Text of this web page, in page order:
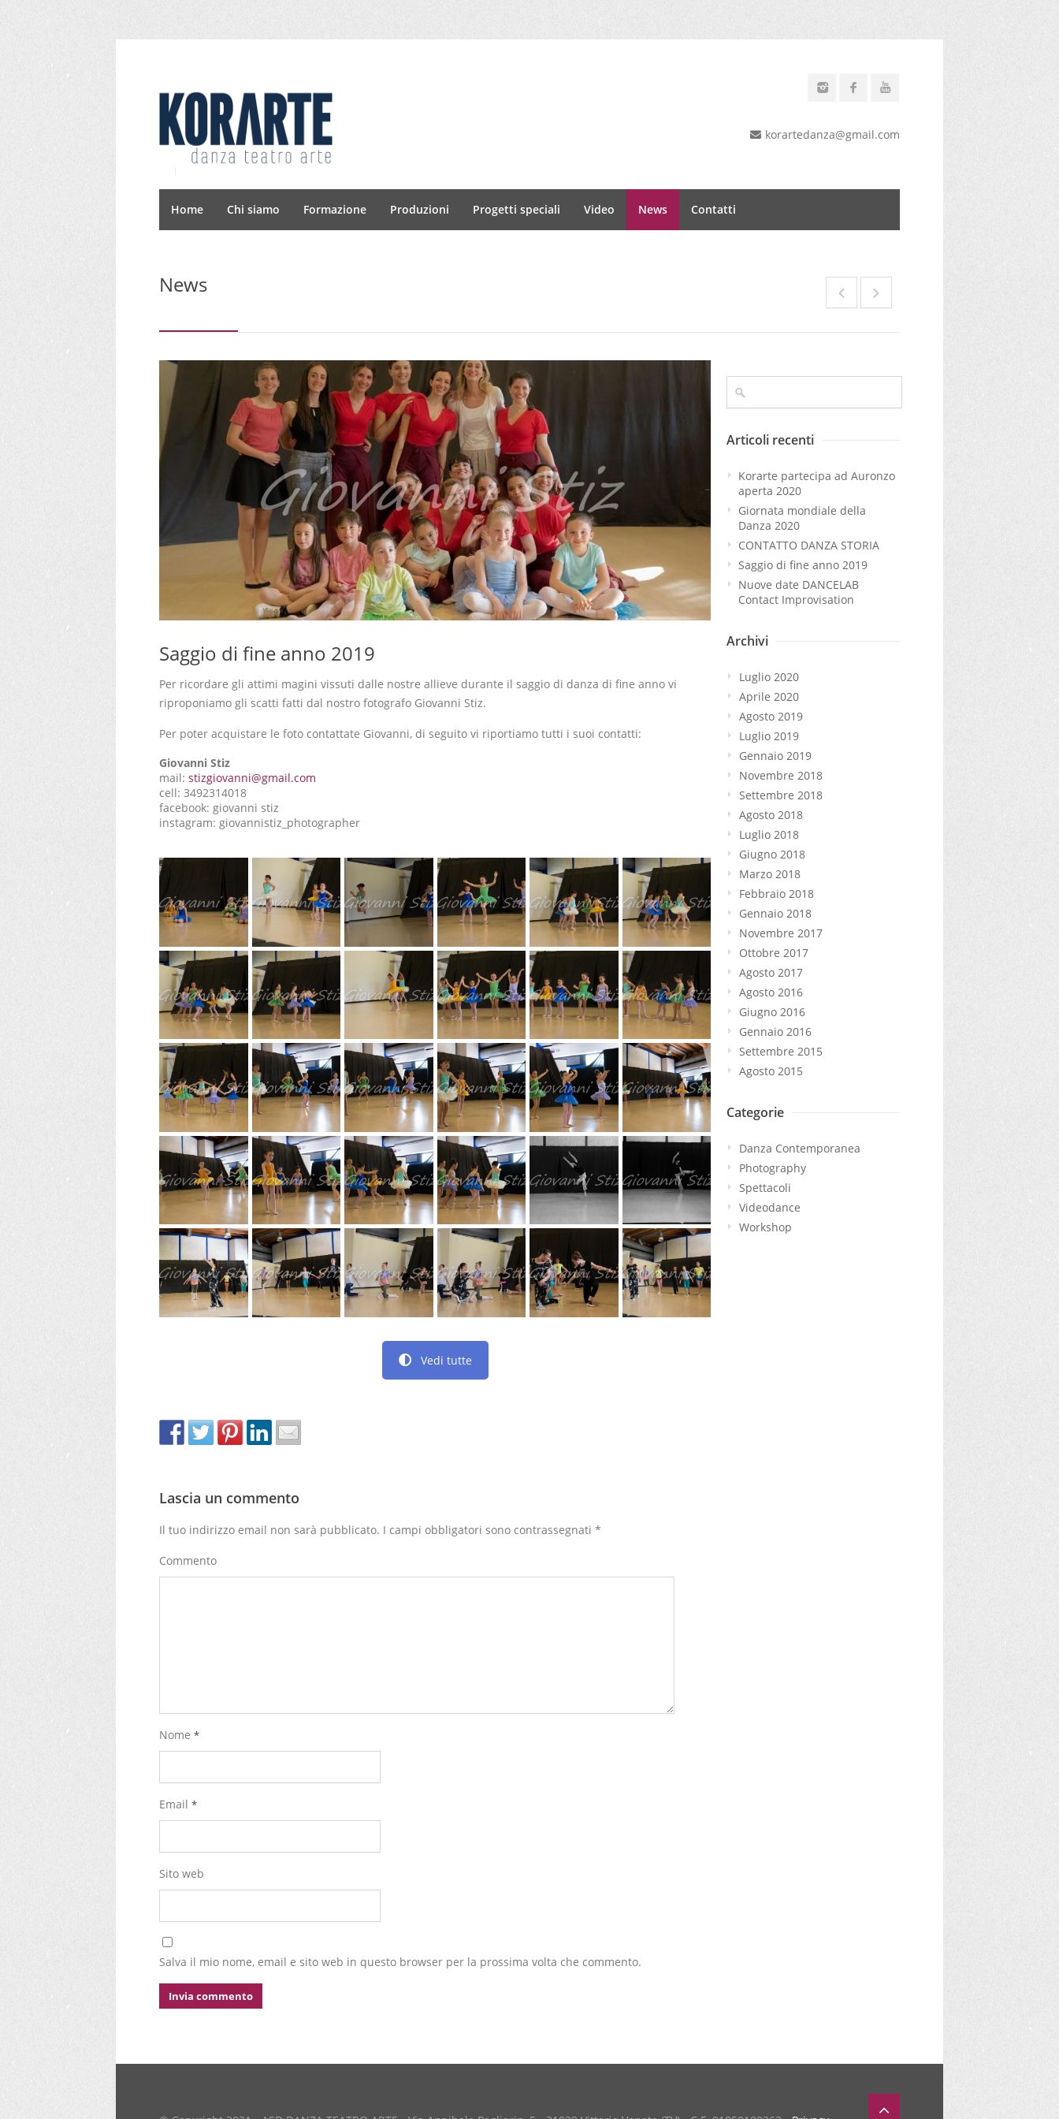
korartedanza@gmail.com
Home Chi siamo Formazione Produzioni Progetti speciali Video News Contatti
News
Saggio di fine anno 2019
Per ricordare gli attimi magini vissuti dalle nostre allieve durante il saggio di danza di fine anno vi
riproponiamo gli scatti fatti dal nostro fotografo Giovanni Stiz.
Per poter acquistare le foto contattate Giovanni, di seguito vi riportiamo tutti i suoi contatti:
Giovanni Stiz
mail: stizgiovanni@gmail.com
cell: 3492314018
facebook: giovanni stiz
instagram: giovannistiz_photographer
Vedi tutte
Lascia un commento
Il tuo indirizzo email non sarà pubblicato. I campi obbligatori sono contrassegnati *
Commento
Nome *
Email *
Sito web
Salva il mio nome, email e sito web in questo browser per la prossima volta che commento.
Articoli recenti
Korarte partecipa ad Auronzo
aperta 2020
Giornata mondiale della
Danza 2020
CONTATTO DANZA STORIA
Saggio di fine anno 2019
Nuove date DANCELAB
Contact Improvisation
Archivi
Luglio 2020
Aprile 2020
Agosto 2019
Luglio 2019
Gennaio 2019
Novembre 2018
Settembre 2018
Agosto 2018
Luglio 2018
Giugno 2018
Marzo 2018
Febbraio 2018
Gennaio 2018
Novembre 2017
Ottobre 2017
Agosto 2017
Agosto 2016
Giugno 2016
Gennaio 2016
Settembre 2015
Agosto 2015
Categorie
Danza Contemporanea
Photography
Spettacoli
Videodance
Workshop